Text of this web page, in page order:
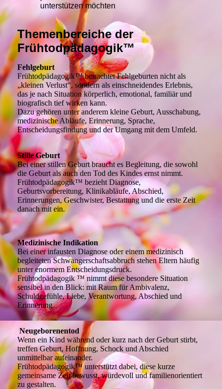
unterstützen möchten
Themenbereiche der
Frühtodpädagogik™
Fehlgeburt
Frühtodpädagogik™ betrachtet Fehlgeburten nicht als
„kleinen Verlust“, sondern als einschneidendes Erlebnis,
das je nach Situation körperlich, emotional, familiär und
biografisch tief wirken kann.
Dazu gehören unter anderem kleine Geburt, Ausschabung,
medizinische Abläufe, Erinnerung, Sprache,
Entscheidungsfindung und der Umgang mit dem Umfeld.
Stille Geburt
Bei einer stillen Geburt braucht es Begleitung, die sowohl
die Geburt als auch den Tod des Kindes ernst nimmt.
Frühtodpädagogik™ bezieht Diagnose,
Geburtsvorbereitung, Klinikabläufe, Abschied,
Erinnerungen, Geschwister, Bestattung und die erste Zeit
danach mit ein.
Medizinische Indikation
Bei einer infausten Diagnose oder einem medizinisch
begleiteten Schwangerschaftsabbruch stehen Eltern häufig
unter enormem Entscheidungsdruck.
Frühtodpädagogik ™ nimmt diese besondere Situation
sensibel in den Blick: mit Raum für Ambivalenz,
Schuldgefühle, Liebe, Verantwortung, Abschied und
Erinnerung.
Neugeborenentod
Wenn ein Kind während oder kurz nach der Geburt stirbt,
treffen Geburt, Hoffnung, Schock und Abschied
unmittelbar aufeinander.
Frühtodpädagogik™ unterstützt dabei, diese kurze
gemeinsame Zeit bewusst, würdevoll und familienorientiert
zu gestalten.